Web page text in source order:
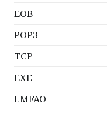
EOB
POP3
TCP
EXE
LMFAO